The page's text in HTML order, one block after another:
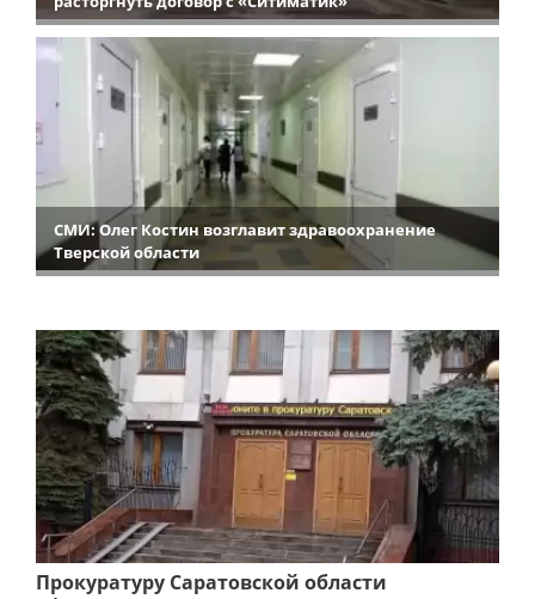
СМИ: Олег Костин возглавит здравоохранение
Тверской области
Прокуратуру Саратовской области